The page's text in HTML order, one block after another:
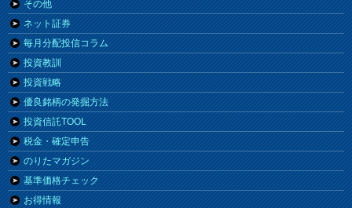
その他
ネット証券
毎月分配投信コラム
投資教訓
投資戦略
優良銘柄の発掘方法
投資信託TOOL
税金・確定申告
のりたマガジン
基準価格チェック
お得情報